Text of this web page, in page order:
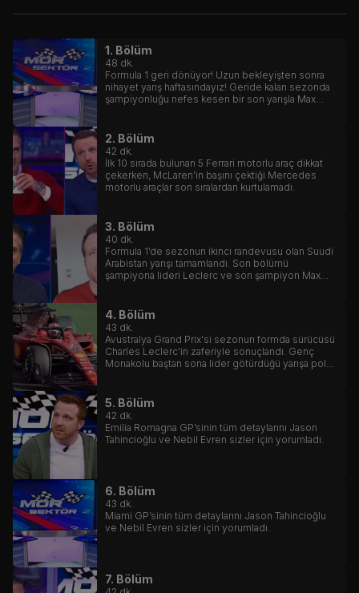
1. Bölüm
48 dk.
Formula 1 geri dönüyor! Uzun bekleyişten sonra
nihayet yarış haftasındayız! Geride kalan sezonda
şampiyonluğu nefes kesen bir son yarışla Max
2. Bölüm
42 dk.
İlk 10 sırada bulunan 5 Ferrari motorlu araç dikkat
çekerken, McLaren'in başını çektiği Mercedes
motorlu araçlar son sıralardan kurtulamadı.
3. Bölüm
40 dk.
Formula 1’de sezonun ikinci randevusu olan Suudi
Arabistan yarışı tamamlandı. Son bölümü
şampiyona lideri Leclerc ve son şampiyon Max
4. Bölüm
43 dk.
Avustralya Grand Prix'si sezonun formda sürücüsü
Charles Leclerc'in zaferiyle sonuçlandı. Genç
Monakolu baştan sona lider götürdüğü yarışa pole
5. Bölüm
42 dk.
Emilia Romagna GP’sinin tüm detaylarını Jason
Tahincioğlu ve Nebil Evren sizler için yorumladı.
6. Bölüm
43 dk.
Miami GP’sinin tüm detaylarını Jason Tahincioğlu
ve Nebil Evren sizler için yorumladı.
7. Bölüm